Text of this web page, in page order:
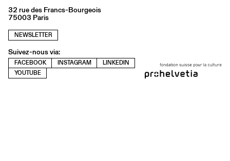
32 rue des Francs-Bourgeois
75003 Paris
NEWSLETTER
Suivez-nous via:
FACEBOOK INSTAGRAM
LINKEDIN
YOUTUBE